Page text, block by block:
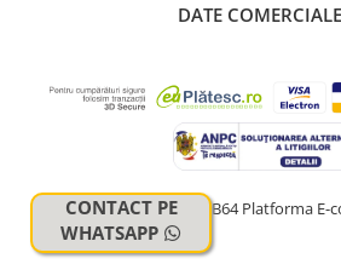
DATE COMERCIALE
© Copyright 2024 HUB64Platforma E-
CONTACT PE
WHATSAPP